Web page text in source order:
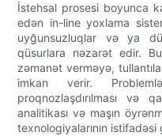
İstehsal prosesi boyunca
edən in-line yoxlama
uyğunsuzluqlar və ya
qüsurlara nəzarət edir.
zəmanət verməyə,
imkan verir.
proqnozlaşdırılması və
analitikası və maşın
texnologiyalarının istifadəsi